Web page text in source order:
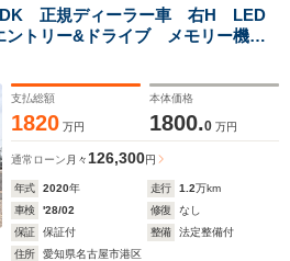
正規ディーラー車 右H LED
トリー&ドライブ メモリー機能
幌 前後パークセンサー シート
記録簿 スペアキー有り
支払総額
1820 万円
本体価格
1800.0 万円
通常ローン 月々 126,300円
年式 2020年 走行 1.2万km
車検
'28/02 修復
なし
保証
保証付 整備
法定整備付
住所
愛知県名古屋市港区